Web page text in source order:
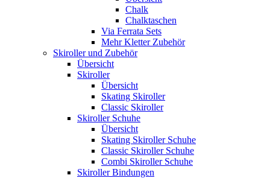
Chalk
Chalktaschen
Via Ferrata Sets
Mehr Kletter Zubehör
Skiroller und Zubehör
Übersicht
Skiroller
Übersicht
Skating Skiroller
Classic Skiroller
Skiroller Schuhe
Übersicht
Skating Skiroller Schuhe
Classic Skiroller Schuhe
Combi Skiroller Schuhe
Skiroller Bindungen